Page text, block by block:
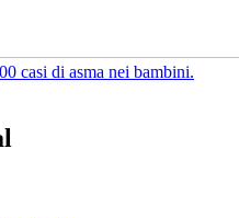
casi di asma nei bambini.